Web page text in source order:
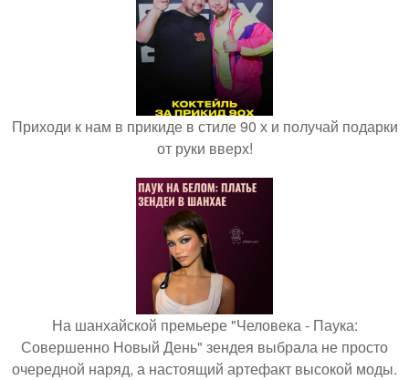
Приходи к нам в прикиде в стиле 90 х и получай подарки
от руки вверх!
На шанхайской премьере "Человека - Паука:
Совершенно Новый День" зендея выбрала не просто
очередной наряд, а настоящий артефакт высокой моды.